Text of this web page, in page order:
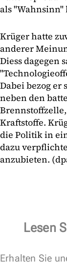
als "Wahnsinn"
Krüger hatte
anderer
Diess dagegen
Dabei bezog
neben den
Kraftstoffe.
die Politik in
dazu
anzubieten.
Lesen
Erhalten Sie